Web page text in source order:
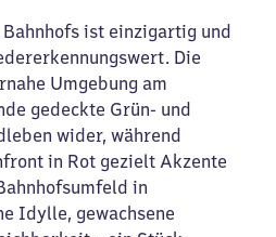
ist einzigartig und
Die
Umgebung am
gedeckte Grün- und
wider, während
in Rot gezielt Akzente
in
Idylle, gewachsene